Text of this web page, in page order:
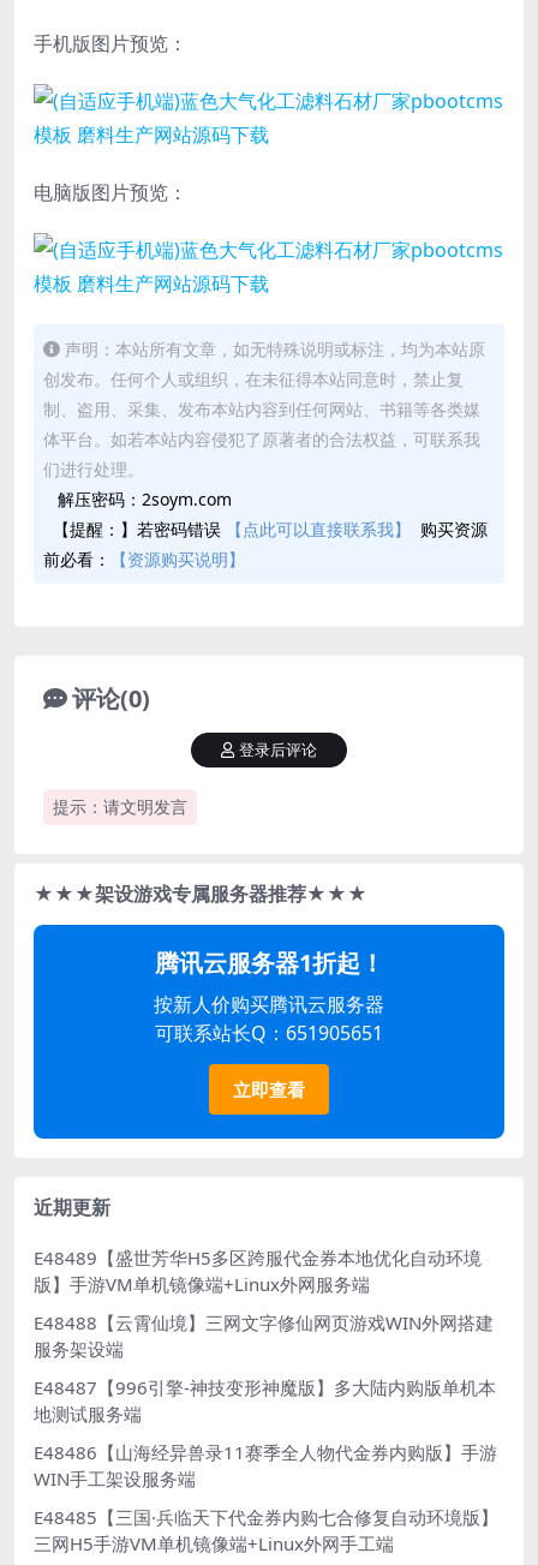
手机版图片预览：
电脑版图片预览：
声明：本站所有文章，如无特殊说明或标注，均为本站原
创发布。任何个人或组织，在未征得本站同意时，禁止复
制、盗用、采集、发布本站内容到任何网站、书籍等各类媒
体平台。如若本站内容侵犯了原著者的合法权益，可联系我
们进行处理。
解压密码：2soym.com
【提醒：】若密码错误
【点此可以直接联系我】
购买资源
前必看：
【资源购买说明】
评论(0)
提示：请文明发言
登录后评论
★★★架设游戏专属服务器推荐★★★
腾讯云服务器1折起！
按新人价购买腾讯云服务器
可联系站长Q：651905651
立即查看
近期更新
E48489【盛世芳华H5多区跨服代金券本地优化自动环境
版】手游VM单机镜像端+Linux外网服务端
E48488【云霄仙境】三网文字修仙网页游戏WIN外网搭建
服务架设端
E48487【996引擎-神技变形神魔版】多大陆内购版单机本
地测试服务端
E48486【山海经异兽录11赛季全人物代金券内购版】手游
WIN手工架设服务端
E48485【三国·兵临天下代金券内购七合修复自动环境版】
三网H5手游VM单机镜像端+Linux外网手工端